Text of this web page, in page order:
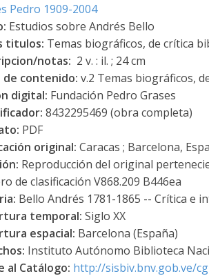
Pedro 1909-2004
Estudios sobre Andrés Bello
titulos: Temas biográficos, de crítica
notas: 2 v. : il. ; 24 cm
de contenido: v.2 Temas biográficos,
digital: Fundación Pedro Grases
8432295469 (obra completa)
PDF
original: Caracas ; Barcelona,
Reproducción del original
de clasificación V868.209 B446ea
Bello Andrés 1781-1865 -- Crítica e
temporal: Siglo XX
espacial: Barcelona (España)
Instituto Autónomo Biblioteca
al Catálogo: http://sisbiv.bnv.gob.ve/